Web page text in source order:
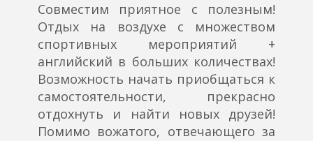
Совместим приятное с полезным!
Отдых на воздухе с множеством
спортивных мероприятий +
английский в больших количествах!
Возможность начать приобщаться к
самостоятельности, прекрасно
отдохнуть и найти новых друзей!
Помимо вожатого, отвечающего за